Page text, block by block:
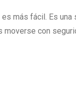
más fácil. Es
moverse con